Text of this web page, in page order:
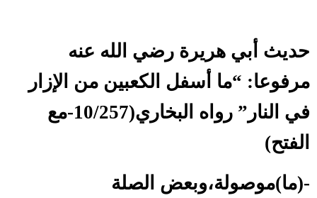
حديث أبي هريرة رضي الله عنه
مرفوعا: “ما أسفل الكعبين من الإزار
في النار” رواه البخاري(10/257-مع
الفتح)
-(ما)موصولة،وبعض الصلة